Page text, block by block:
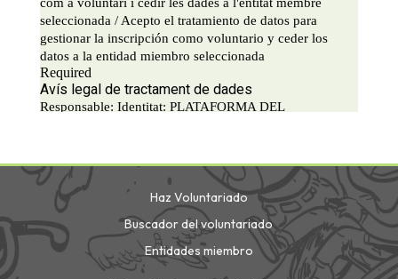
Haz Voluntariado
Buscador del voluntariado
Entidades miembro